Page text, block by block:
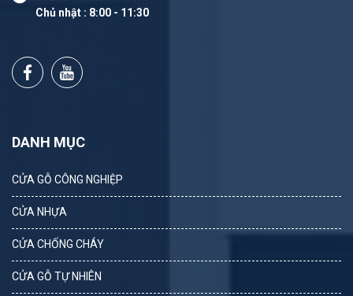
Chủ nhật : 8:00 - 11:30
DANH MỤC
CỬA GỖ CÔNG NGHIỆP
CỬA NHỰA
CỬA CHỐNG CHÁY
CỬA GỖ TỰ NHIÊN